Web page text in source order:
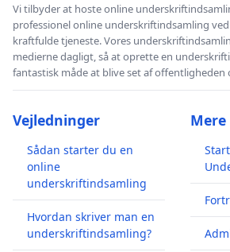
Vi tilbyder at hoste online
professionel online underskriftindsamling
kraftfulde tjeneste. Vores
medierne dagligt, så at oprette en
fantastisk måde at blive set af
Vejledninger
Sådan starter du en
online
underskriftindsamling
Hvordan skriver man en
underskriftindsamling?
Mere